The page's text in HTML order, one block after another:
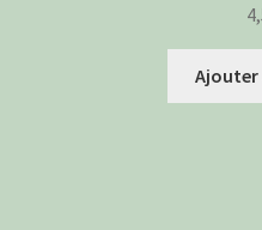
Ajouter